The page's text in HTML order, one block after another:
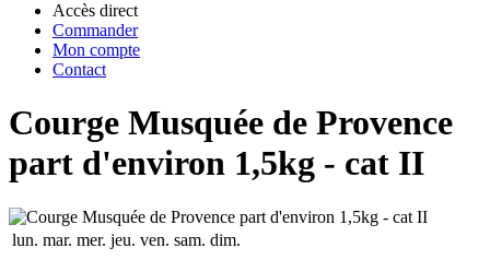
Accès direct
Commander
Mon compte
Contact
Courge Musquée de Provence
part d'environ 1,5kg - cat II
lun. mar. mer. jeu. ven. sam. dim.